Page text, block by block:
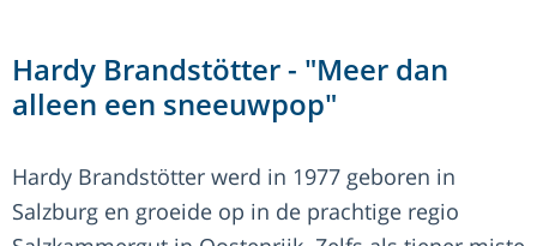
Hardy Brandstötter - "Meer dan
alleen een sneeuwpop"
Hardy Brandstötter werd in 1977 geboren in
Salzburg en groeide op in de prachtige regio